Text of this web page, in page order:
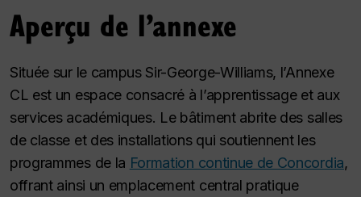
Aperçu de l’annexe
Située sur le campus Sir-George-Williams, l’Annexe
CL est un espace consacré à l’apprentissage et aux
services académiques. Le bâtiment abrite des salles
de classe et des installations qui soutiennent les
programmes de la Formation continue de Concordia,
offrant ainsi un emplacement central pratique